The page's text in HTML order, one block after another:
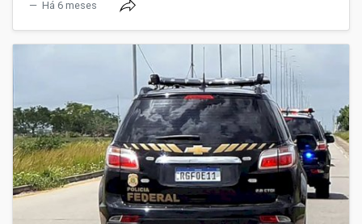
Há 6 meses